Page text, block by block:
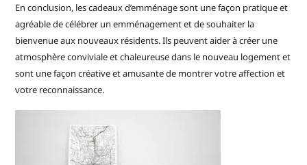
En conclusion, les cadeaux d’emménage sont une façon pratique et
agréable de célébrer un emménagement et de souhaiter la
bienvenue aux nouveaux résidents. Ils peuvent aider à créer une
atmosphère conviviale et chaleureuse dans le nouveau logement et
sont une façon créative et amusante de montrer votre affection et
votre reconnaissance.